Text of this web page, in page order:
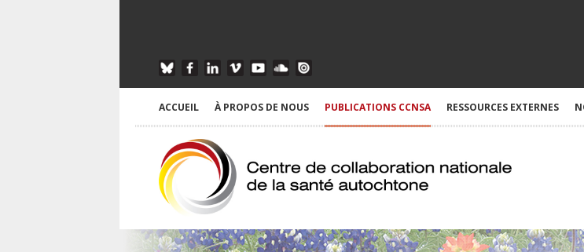
ACCUEIL À PROPOS DE NOUS PUBLICATIONS CCNSA RESSOURCES EXTERNES